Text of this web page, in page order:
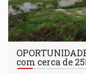
com cerca de